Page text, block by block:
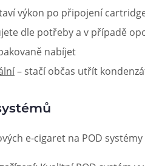
výkon po připojení
dle potřeby a v případě
nabíjet
– stačí občas utřít
e-cigaret na POD